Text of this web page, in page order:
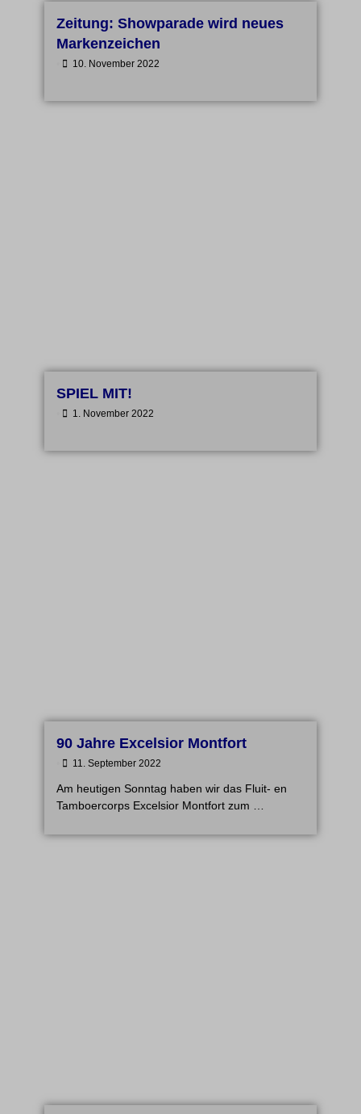
Zeitung: Showparade wird neues
Markenzeichen
10. November 2022
SPIEL MIT!
1. November 2022
90 Jahre Excelsior Montfort
11. September 2022
Am heutigen Sonntag haben wir das Fluit- en
Tamboercorps Excelsior Montfort zum …